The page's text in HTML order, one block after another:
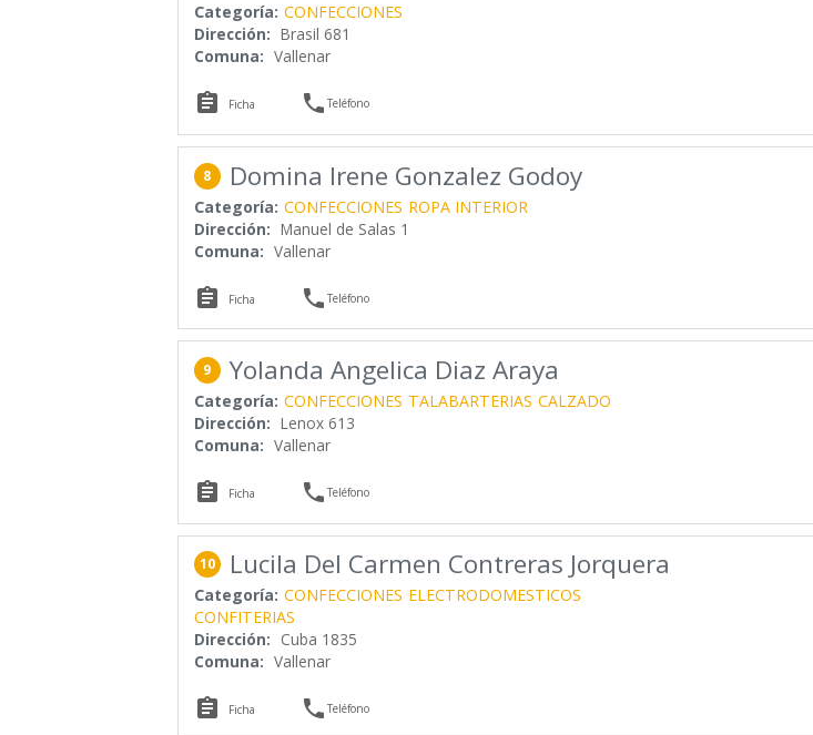
Categoría: CONFECCIONES
Dirección: Brasil 681
Comuna: Vallenar
 Ficha Teléfono
8 Domina Irene Gonzalez Godoy
Categoría: CONFECCIONES ROPA INTERIOR
Dirección: Manuel de Salas 1
Comuna: Vallenar
 Ficha Teléfono
9 Yolanda Angelica Diaz Araya
Categoría: CONFECCIONES TALABARTERIAS CALZADO
Dirección: Lenox 613
Comuna: Vallenar
 Ficha Teléfono
10 Lucila Del Carmen Contreras Jorquera
Categoría: CONFECCIONES ELECTRODOMESTICOS
CONFITERIAS
Dirección: Cuba 1835
Comuna: Vallenar
 Ficha Teléfono